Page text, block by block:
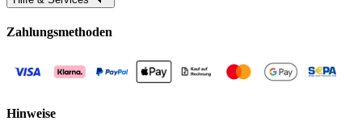
Zahlungsmethoden
Hinweise